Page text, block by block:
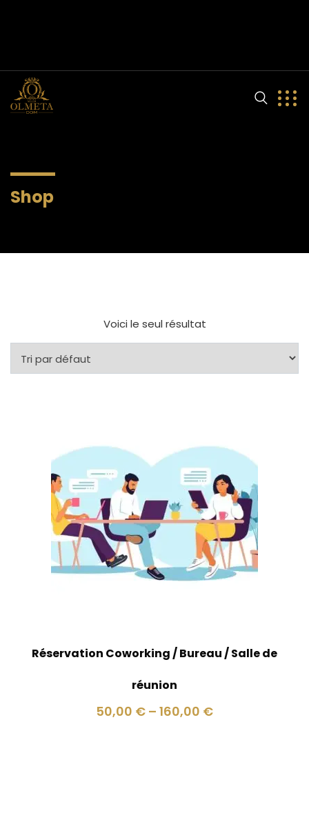
Shop
Voici le seul résultat
Réservation Coworking / Bureau / Salle de
réunion
50,00 € – 160,00 €